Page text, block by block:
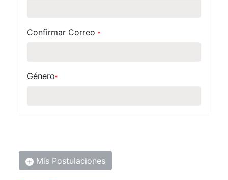
Confirmar Correo*
Género*
Mis Postulaciones